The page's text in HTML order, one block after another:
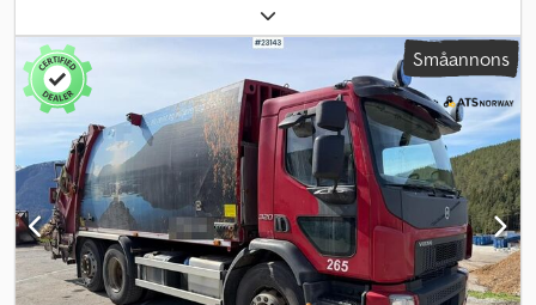
diesel
emissionsklass:Euro 6, fjädring:stål-luft, total längd:10 440 mm,
total bredd:
, Tillverkningsår:2015,
Utrustning:
centrallås, differentialspärr, elektrisk fönsterhiss,
elstyrd spegel, farthållare, färddator, luftkonditionering,
parkeringsvärmare, sätvärmare
, = Ytterligare alternativ och
tillbehör = - Justerbar ratt - Klimatanläggning - Differentialspärr -
Luftfjädring på förarstol - Uppvärmda backspeglar - Kraftuttag
(PTO) - Radio = Anmärkningar = Ytterligare information: Märke:
VOLVO Modell: FM 460 Karosseri: sopbil (ZETTERBERGS EHP 33
KUBIK) År: 07.2015 Mätarställning: 633309 km VIN:
YV2XTY0G9FA778209 Hjulkonfiguration: 8x4*4 Axelavstånd: 3900
Småannons